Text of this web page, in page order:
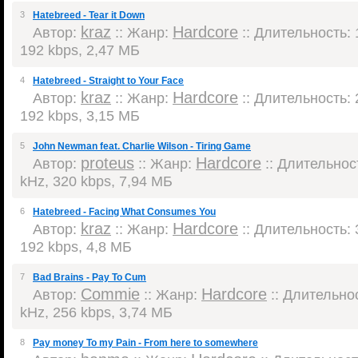
3 Hatebreed - Tear it Down
Автор: kraz :: Жанр: Hardcore :: Длительность:
192 kbps, 2,47 МБ
4 Hatebreed - Straight to Your Face
Автор: kraz :: Жанр: Hardcore :: Длительность:
192 kbps, 3,15 МБ
5 John Newman feat. Charlie Wilson - Tiring Game
Автор: proteus :: Жанр: Hardcore ::
kHz, 320 kbps, 7,94 МБ
6 Hatebreed - Facing What Consumes You
Автор: kraz :: Жанр: Hardcore :: Длительность:
192 kbps, 4,8 МБ
7 Bad Brains - Pay To Cum
Автор: Commie :: Жанр: Hardcore ::
kHz, 256 kbps, 3,74 МБ
8 Pay money To my Pain - From here to somewhere